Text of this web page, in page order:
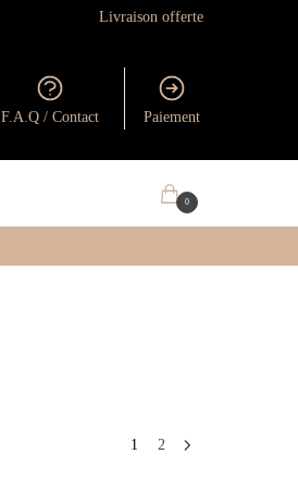
Livraison offerte
F.A.Q / Contact Paiement
0
1 2